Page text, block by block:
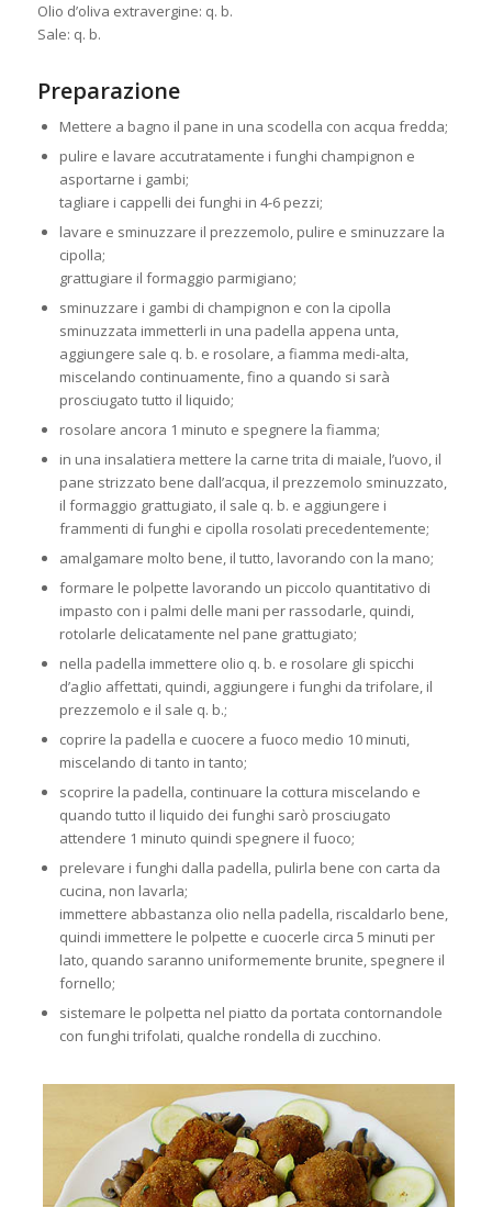
Olio d’oliva extravergine: q. b.
Sale: q. b.
Preparazione
Mettere a bagno il pane in una scodella con acqua fredda;
pulire e lavare accutratamente i funghi champignon e
asportarne i gambi;
tagliare i cappelli dei funghi in 4-6 pezzi;
lavare e sminuzzare il prezzemolo, pulire e sminuzzare la
cipolla;
grattugiare il formaggio parmigiano;
sminuzzare i gambi di champignon e con la cipolla
sminuzzata immetterli in una padella appena unta,
aggiungere sale q. b. e rosolare, a fiamma medi-alta,
miscelando continuamente, fino a quando si sarà
prosciugato tutto il liquido;
rosolare ancora 1 minuto e spegnere la fiamma;
in una insalatiera mettere la carne trita di maiale, l’uovo, il
pane strizzato bene dall’acqua, il prezzemolo sminuzzato,
il formaggio grattugiato, il sale q. b. e aggiungere i
frammenti di funghi e cipolla rosolati precedentemente;
amalgamare molto bene, il tutto, lavorando con la mano;
formare le polpette lavorando un piccolo quantitativo di
impasto con i palmi delle mani per rassodarle, quindi,
rotolarle delicatamente nel pane grattugiato;
nella padella immettere olio q. b. e rosolare gli spicchi
d’aglio affettati, quindi, aggiungere i funghi da trifolare, il
prezzemolo e il sale q. b.;
coprire la padella e cuocere a fuoco medio 10 minuti,
miscelando di tanto in tanto;
scoprire la padella, continuare la cottura miscelando e
quando tutto il liquido dei funghi sarò prosciugato
attendere 1 minuto quindi spegnere il fuoco;
prelevare i funghi dalla padella, pulirla bene con carta da
cucina, non lavarla;
immettere abbastanza olio nella padella, riscaldarlo bene,
quindi immettere le polpette e cuocerle circa 5 minuti per
lato, quando saranno uniformemente brunite, spegnere il
fornello;
sistemare le polpetta nel piatto da portata contornandole
con funghi trifolati, qualche rondella di zucchino.